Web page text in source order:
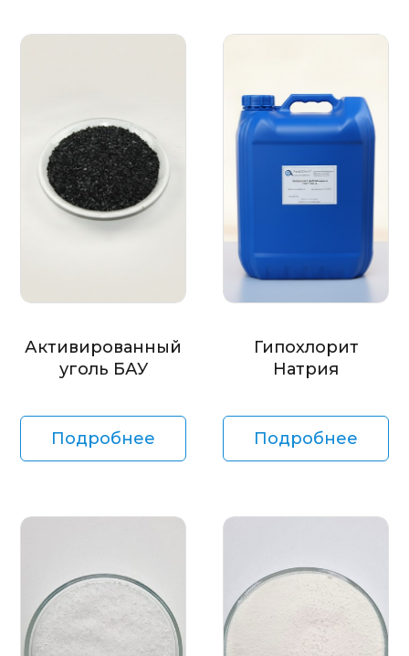
Активированный
уголь БАУ
Подробнее
Гипохлорит
Натрия
Подробнее